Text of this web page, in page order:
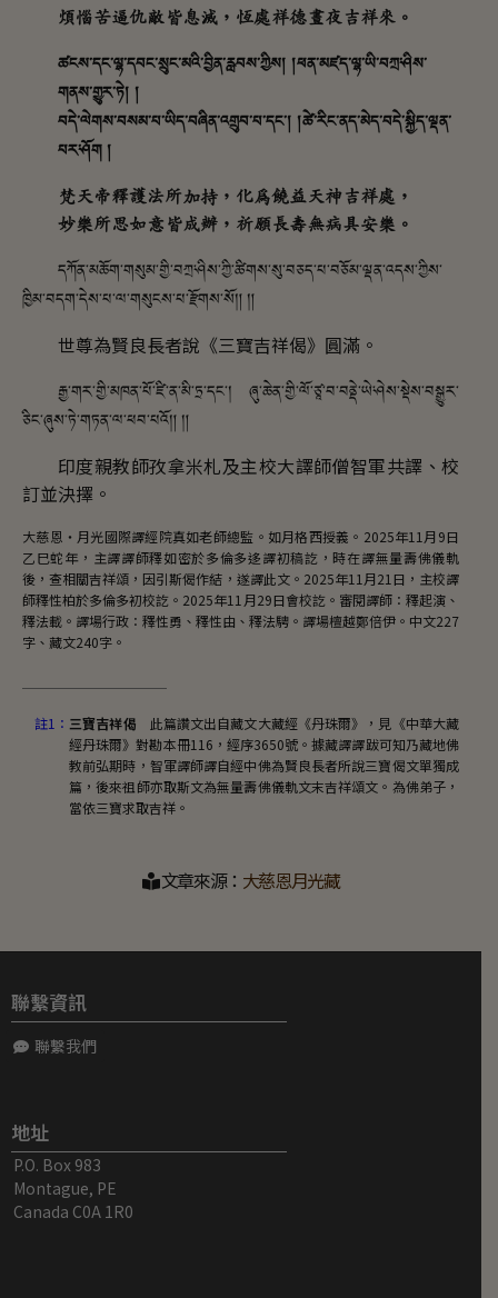
文章來源： 大慈恩月光藏
聯繫資訊
聯繫我們
地址
P.O. Box 983
Montague, PE
Canada C0A 1R0